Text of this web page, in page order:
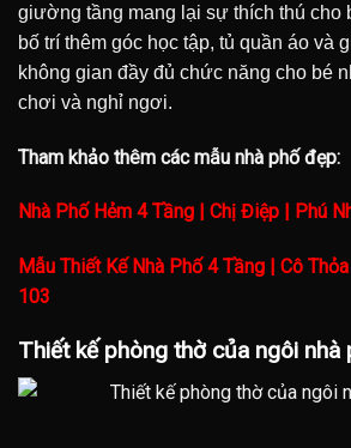
giường tầng mang lại sự thích thú cho
bố trí thêm góc học tập, tủ quần áo và
không gian đầy đủ chức năng cho bé
chơi và nghỉ ngơi.
Tham khảo thêm các mẫu nhà phố đẹp:
Nhà Phố Hẻm 4 Tầng | Chị Điệp | Phú
Mẫu Thiết Kế Nhà Phố 4 Tầng | Cô
103
Thiết kế phòng thờ của ngôi nhà